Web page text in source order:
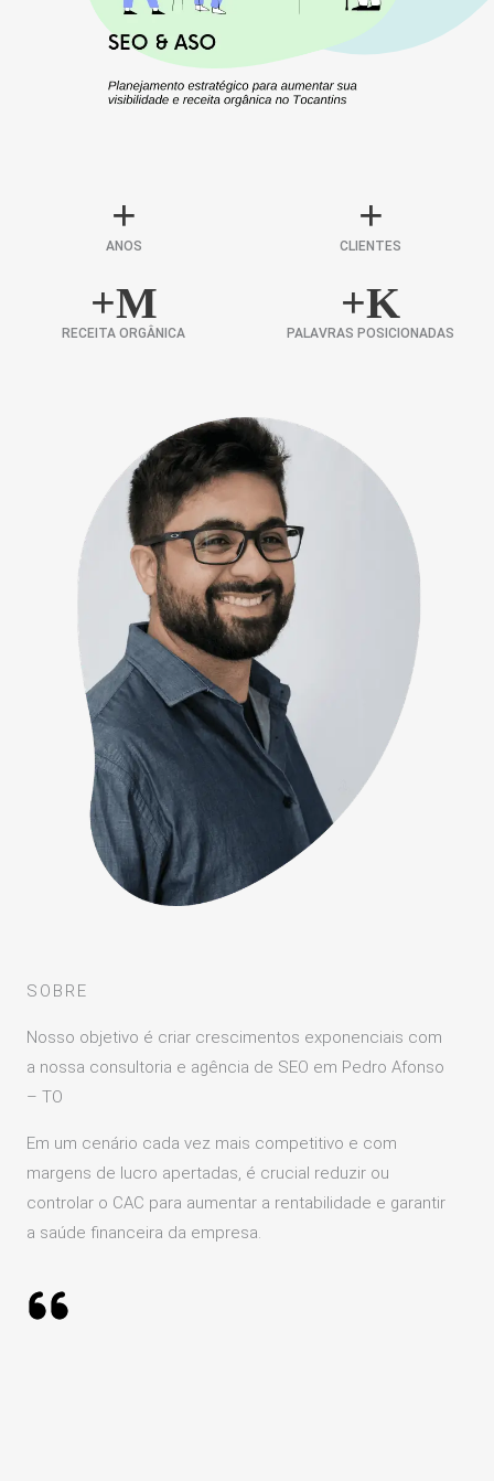
+
ANOS
+
CLIENTES
+M
RECEITA ORGÂNICA
+K
PALAVRAS POSICIONADAS
SOBRE
Nosso objetivo é criar crescimentos exponenciais com
a nossa consultoria e agência de SEO em Pedro Afonso
– TO
Em um cenário cada vez mais competitivo e com
margens de lucro apertadas, é crucial reduzir ou
controlar o CAC para aumentar a rentabilidade e garantir
a saúde financeira da empresa.